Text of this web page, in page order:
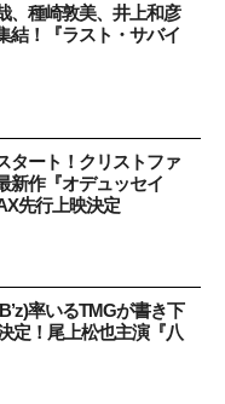
、種崎敦美、井上和彦
結！『ラスト・サバイ
タート！クリストファ
新作『オデュッセイ
先行上映決定
率いるTMGが書き下
定！尾上松也主演『八